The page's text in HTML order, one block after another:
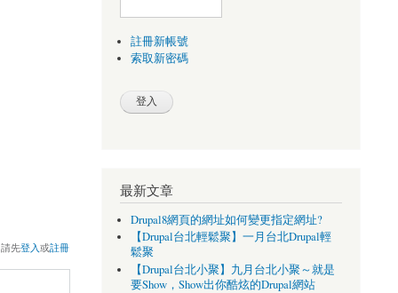
先登入或註冊
註冊新帳號
索取新密碼
最新文章
Drupal8網頁的網址如何變更指定網址?
【Drupal台北輕鬆聚】一月台北Drupal輕
鬆聚
【Drupal台北小聚】九月台北小聚～就是
要Show，Show出你酷炫的Drupal網站